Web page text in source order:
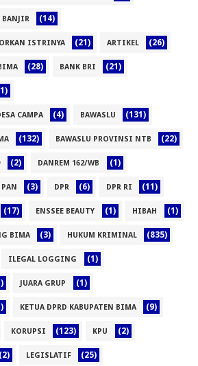
BANJIR (14)
ISTRINYA (21) ARTIKEL (26)
(28) BANK BRI (21)
CAMPA (4) BAWASLU (131)
(132) BAWASLU PROVINSI NTB (22)
(2) DANREM 162/WB (1)
PAN (3) DPR (6) DPR RI (11)
(17) ENSSEE BEAUTY (1) HIBAH (1)
BIMA (3) HUKUM KRIMINAL (835)
ILEGAL LOGGING (1)
JUARA GRUP (1)
KETUA DPRD KABUPATEN BIMA (9)
KORUPSI (123) KPU (2)
(2) LEGISLATIF (25)